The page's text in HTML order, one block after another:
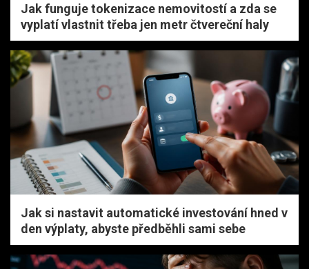
Jak funguje tokenizace nemovitostí a zda se
vyplatí vlastnit třeba jen metr čtvereční haly
Jak si nastavit automatické investování hned v
den výplaty, abyste předběhli sami sebe